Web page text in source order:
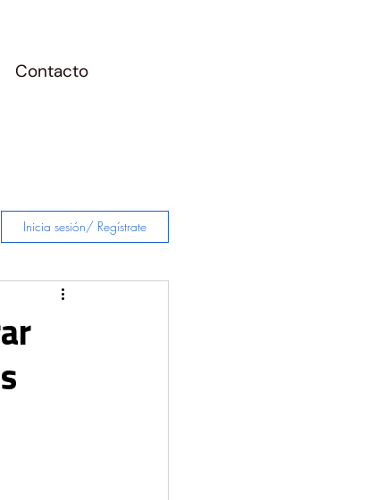
Contacto
Inicia sesión/ Regístrate